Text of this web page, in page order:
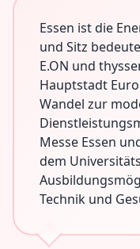
Essen ist die
und Sitz
E.ON und
Hauptstadt
Wandel zur
Messe Essen
dem
Technik und